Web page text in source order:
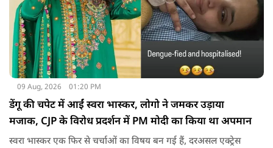
09 Aug, 2026 01:20 PM
डेंगू की चपेट में आईं स्वरा भास्कर, लोगो ने जमकर उड़ाया
मजाक, CJP के विरोध प्रदर्शन में PM मोदी का किया था अपमान
स्वरा भास्कर एक फिर से चर्चाओं का विषय बन गई हैं, दरअसल एक्ट्रेस